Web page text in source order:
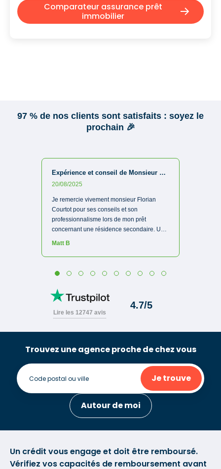
Comparateur assurance prêt
immobilier
Trouvez une agence proche de chez vous
Je trouve
Autour de moi
Un crédit vous engage et doit être remboursé.
Vérifiez vos capacités de remboursement avant